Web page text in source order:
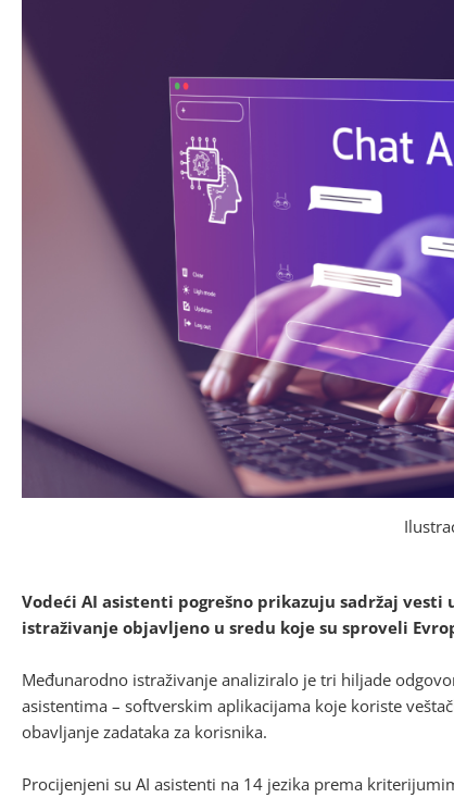
Vodeći AI asistenti pogrešno prikazuju sadržaj
istraživanje objavljeno u sredu koje su sproveli
Međunarodno istraživanje analiziralo je tri hiljade
asistentima – softverskim aplikacijama koje koriste
obavljanje zadataka za korisnika.
Procijenjeni su AI asistenti na 14 jezika prema